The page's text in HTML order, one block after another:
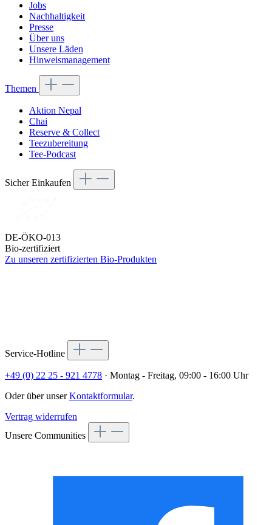
Jobs
Nachhaltigkeit
Presse
Über uns
Unsere Läden
Hinweismanagement
Themen
Aktion Nepal
Chai
Reserve & Collect
Teezubereitung
Tee-Podcast
Sicher Einkaufen
DE-ÖKO-013
Bio-zertifiziert
Zu unseren zertifizierten Bio-Produkten
Service-Hotline
+49 (0) 22 25 - 921 4778 · Montag - Freitag, 09:00 - 16:00 Uhr
Oder über unserKontaktformular.
Vertrag widerrufen
Unsere Communities